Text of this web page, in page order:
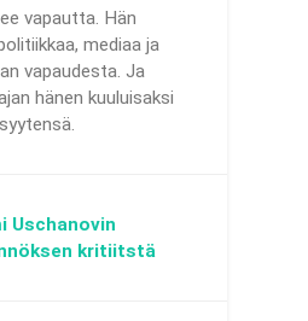
vapautta. Hän
mediaa ja
vapaudesta. Ja
hänen kuuluisaksi
Uschanovin
kritiitstä